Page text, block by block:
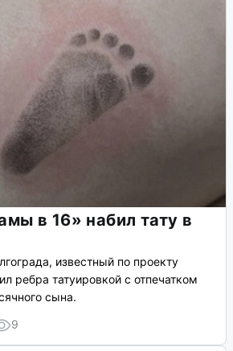
в 16» набил тату в
известный по проекту
ребра татуировкой с отпечатком
сына.
9